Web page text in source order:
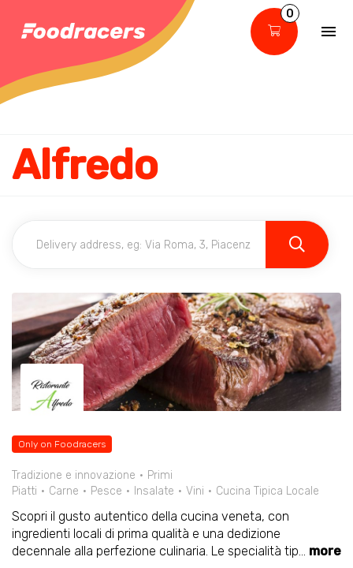
0
Alfredo
Only on Foodracers
Tradizione e innovazione
Primi
Piatti
Carne Pesce Insalate Vini Cucina Tipica Locale
Scopri il gusto autentico della cucina veneta, con
ingredienti locali di prima qualità e una dedizione
decennale alla perfezione culinaria. Le specialità tip... more